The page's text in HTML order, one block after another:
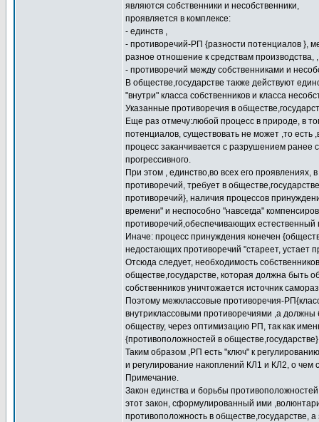
являются собственники и несобственники,
проявляется в комплексе:
- единств ,
- противоречий-РП {разности потенциалов },
разное отношение к средствам производства, ,
- противоречий между собственниками и
В обществе,государстве также действуют
"внутри" класса собственников и класса
Указанные противоречия в
Еще раз отмечу:любой процесс в природе, в
потенциалов, существовать не может ,то
процесс заканчивается с разрушением ранее
прогрессивного.
При этом , единство,во всех его проявлениях,
противоречий, требует в
противоречий}, наличия процессов
времени" и неспособно "навсегда"
противоречий,обеспечивающих
Иначе: процесс принуждения конечен
недостающих противоречий "стареет, устает
Отсюда следует, необходимость
обществе,государстве, которая должна быть
собственников уничтожается источник
Поэтому межклассовые противоречия-
внутриклассовыми противоречиями ,а
обществу, через оптимизацию РП, так как
{противоположностей в
Таким образом ,РП есть "ключ" к
и регулирование накоплений КЛ1 и КЛ2, о чем
Примечание.
Закон единства и борьбы
этот закон, сформулированный ими
противоположность в обществе,государстве,